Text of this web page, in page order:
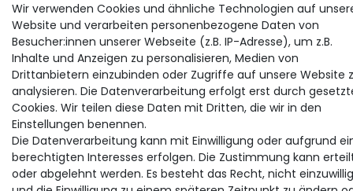
alle Preise inkl. gesetzlicher MwSt. | zzgl. Versandkosten
Die durchgestrichenen Preise entsprechen dem bisherigen Preis bei
Thielemann.
Wir verwenden Cookies und ähnliche Technologien auf
Website und verarbeiten personenbezogene Daten von
Besucher:innen unserer Webseite (z.B. IP-Adresse), um z.B.
Inhalte und Anzeigen zu personalisieren, Medien von
Drittanbietern einzubinden oder Zugriffe auf unsere Website
analysieren. Die Datenverarbeitung erfolgt erst durch
Cookies. Wir teilen diese Daten mit Dritten, die wir in den
Einstellungen benennen.
Die Datenverarbeitung kann mit Einwilligung oder aufgrund
berechtigten Interesses erfolgen. Die Zustimmung kann
oder abgelehnt werden. Es besteht das Recht, nicht